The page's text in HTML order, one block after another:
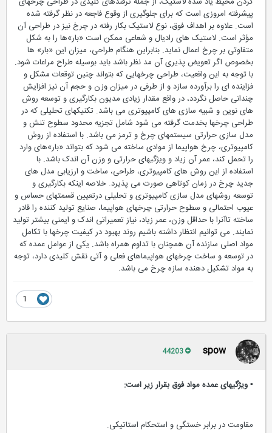
پیشرفته امروزی است که برای جلوگیری از وقوع فاجعه در نظر گرفته شده
است. علاوه بر اهداف فوق، نوع لاستیک بکار رفته در چرخ نیز در طراحی آن
مؤثر است. لاستیک های رادیال و شعاعی ممکن است «بار»ها را به شکل
متفاوتی بر چرخ اعمال نماید. بنابراین هنگام طراحی، میزان این «بار» ها
بخصوص اگر تعویض پذیری آن مد نظر باشد باید بوسیله طراح مراعات شود.
با توجه به این واقعیت، طراحی چرخهایی که بتواند چنین توقعات مشکل و
فزاینده ای را برآورده سازد و از طرفی در میزان وزن و حجم آن نیز افزایش
چندانی حاصل نگردد، در واقع مقدار زیادی مدیون بکارگیری و توسعه روش
های نوین و شبیه سازی های کامپیوتری می باشد. تکنیکهای تحلیلی که در
طراحی چرخها بخدمت گرفته می شود شامل تجزیه محدود سطوح تنش و
مدل سازی حرارتی سیستمهای چرخ و ترمز می باشد. با استفاده از روش
کامپیوتری، چرخ هواپیما از موادی ساخته می شود که بتواند «بار»های وارد
را تحمل کند، عمر آن زیاد و ویژگیهای حرارتی و وزن آن اندک باشد. با
استفاده از این روش های کامپیوتری، طراحی، ساخت و ارزیابی مدل های
جدید چرخ در زمان کوتاهی صورت می پذیرد. خلاصه اینکه بکارگیری و
توسعه روشهای مدل سازی کامپیوتری و تحلیلی درتعیین قسمتهای حساس و
عیوب احتمالی و سطوح حرارتی چرخهای هواپیما، صنایع تولید کننده را قادر
ساخته تاآنرا با حداقل وزن، عمر زیاد، نیاز تعمیراتی اندک و ایمنی بیشتر تولید
نمایند. می توانیم انتظار داشته باشیم روند بهبود در کیفیت چرخها با تکامل
مواد اصلی سازنده آن همچنان با تداوم همراه باشد. یکی از عوامل عمده که
در توسعه و ساخت چرخهای هواپیماهای فعلی و آتی نقش کلیدی دارد، توجه
به مواد تشکیل دهنده سازه چرخ می باشد.
spow
▪ ویژگیهای عمده مواد فوق بقرار زیر است:
مقاومت در برابر خستگی و استحکام استاتیکی.